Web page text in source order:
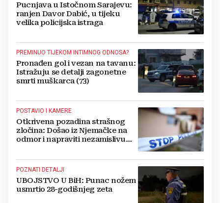
Pucnjava u Istočnom Sarajevu:
ranjen Davor Dabić, u tijeku
velika policijska istraga
PREMINUO TIJEKOM INTIMNOG ODNOSA?
Pronađen gol i vezan na tavanu:
Istražuju se detalji zagonetne
smrti muškarca (73)
POSTAVIO I KAMERE
Otkrivena pozadina strašnog
zločina: Došao iz Njemačke na
odmor i napraviti nezamislivu
POZNATI DETALJI
UBOJSTVO U BiH: Punac nožem
usmrtio 28-godišnjeg zeta